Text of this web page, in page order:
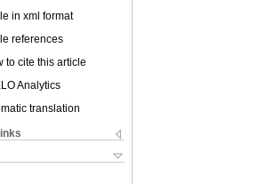
in xml format
references
to cite this article
Analytics
translation